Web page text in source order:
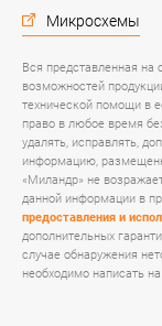
Микросхемы
Вся представленная на
возможностей
технической помощи в
право в любое время
удалять, исправлять,
информацию,
«Миландр» не
данной информации в
предоставления и
дополнительных
случае обнаружения
необходимо написать на